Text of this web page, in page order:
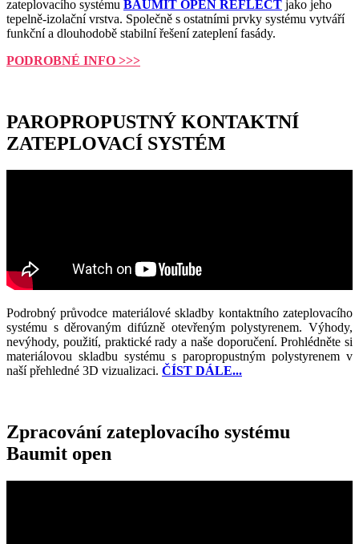
zateplovacího systému BAUMIT OPEN REFLECT jako jeho
tepelně-izolační vrstva. Společně s ostatními prvky systému vytváří
funkční a dlouhodobě stabilní řešení zateplení fasády.
PODROBNÉ INFO >>>
PAROPROPUSTNÝ KONTAKTNÍ
ZATEPLOVACÍ SYSTÉM
Podrobný průvodce materiálové skladby kontaktního zateplovacího
systému s děrovaným difúzně otevřeným polystyrenem. Výhody,
nevýhody, použití, praktické rady a naše doporučení. Prohlédněte si
materiálovou skladbu systému s paropropustným polystyrenem v
naší přehledné 3D vizualizaci. ČÍST DÁLE...
Zpracování zateplovacího systému
Baumit open